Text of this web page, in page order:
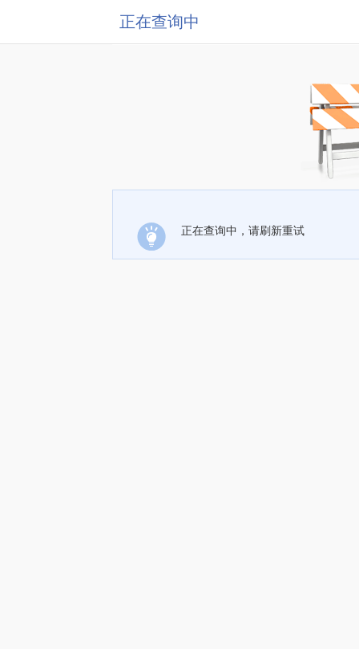
正在查询中
正在查询中，请刷新重试